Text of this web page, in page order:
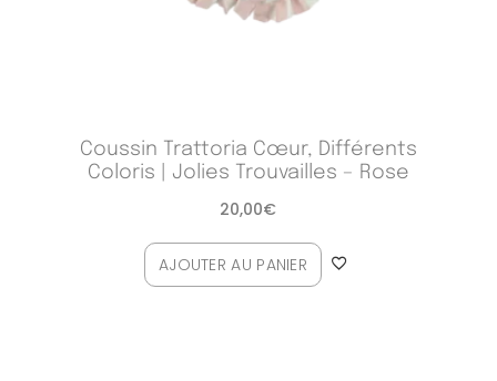
Coussin Trattoria Cœur, Différents
Coloris | Jolies Trouvailles – Rose
20,00€
AJOUTER AU PANIER